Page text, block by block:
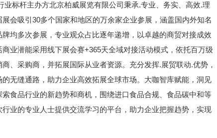
标杆主办方北京柏威展览有限公司秉承.专业、务实、高效.理
会吸引30多个国家和地区的万余家企业参展，涵盖国内外知名
均多次参展，专业观众占比逐年递增，以卓越的商贸对接成效
业潜能采用线下展会赛+365天全域对接活动模式，依托百万级
、采购商，并拓展国际从业者资源。充分发挥.展贸联动.优势，
无缝通路，助力企业高效拓展全球市场。大咖智库赋能，洞见
食品行业的新趋势和商机，围绕进口食品合规、食品碳中和等
业的专业人士提供交流学习的平台，助力企业把握趋势，实现